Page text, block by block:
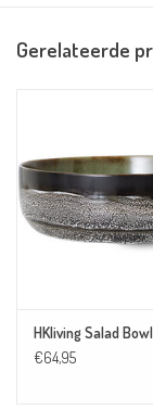
Gerelateerde
HKliving Salad
€64,95